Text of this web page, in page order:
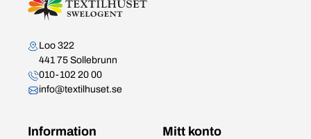
Loo 322
441 75 Sollebrunn
010-102 20 00
info@textilhuset.se
Information Mitt konto